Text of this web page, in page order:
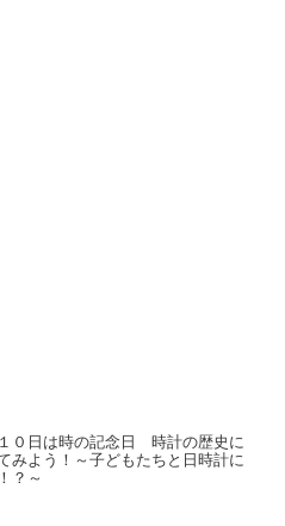
０日は時の記念日 時計の歴史に
みよう！～子どもたちと日時計に
？～